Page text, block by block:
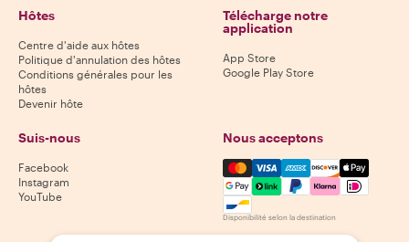
Hôtes
Centre d'aide aux hôtes
Politique d'annulation des hôtes
Conditions générales pour les
hôtes
Devenir hôte
Télécharge notre
application
App Store
Google Play Store
Suis-nous
Facebook
Instagram
YouTube
Nous acceptons
Mastercard, Visa, Amex,
Disponibilité selon la destination